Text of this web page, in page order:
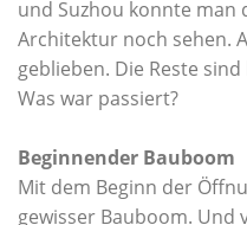
und Suzhou konnte man
Architektur noch sehen.
geblieben. Die Reste
Was war passiert?
Beginnender Bauboom
Mit dem Beginn der
gewisser Bauboom. Und